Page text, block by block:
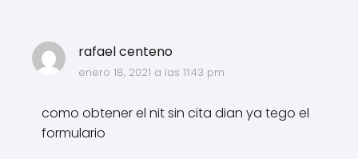
rafael centeno
enero 18, 2021 a las 11:43 pm
como obtener el nit sin cita dian ya tego el
formulario